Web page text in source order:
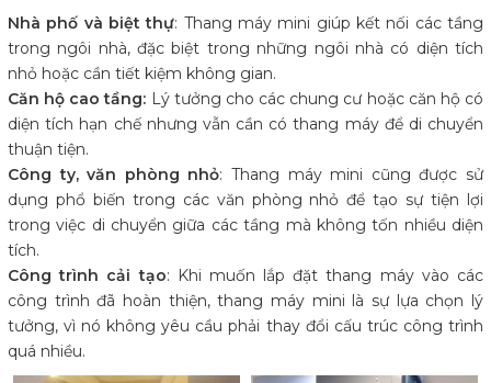
Nhà phố và biệt thự: Thang máy mini giúp kết nối các tầng
trong ngôi nhà, đặc biệt trong những ngôi nhà có diện tích
nhỏ hoặc cần tiết kiệm không gian.
Căn hộ cao tầng: Lý tưởng cho các chung cư hoặc căn hộ có
diện tích hạn chế nhưng vẫn cần có thang máy để di chuyển
thuận tiện.
Công ty, văn phòng nhỏ: Thang máy mini cũng được sử
dụng phổ biến trong các văn phòng nhỏ để tạo sự tiện lợi
trong việc di chuyển giữa các tầng mà không tốn nhiều diện
tích.
Công trình cải tạo: Khi muốn lắp đặt thang máy vào các
công trình đã hoàn thiện, thang máy mini là sự lựa chọn lý
tưởng, vì nó không yêu cầu phải thay đổi cấu trúc công trình
quá nhiều.